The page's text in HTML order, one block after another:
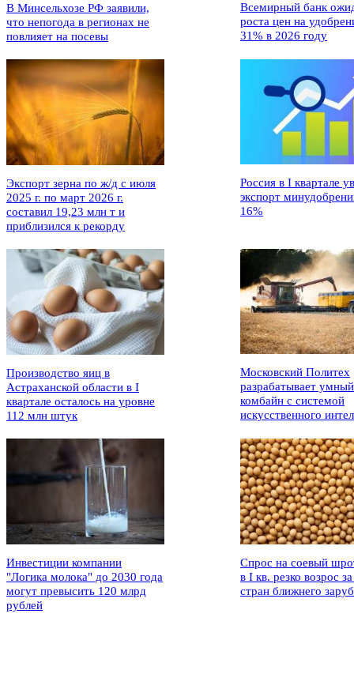
В Минсельхозе РФ заявили,
что непогода в регионах не
повлияет на посевы
Всемирный банк
роста цен на
31% в 2026 году
Экспорт зерна по ж/д с июля
2025 г. по март 2026 г.
составил 19,23 млн т и
приблизился к рекорду
Россия в I квартале
экспорт
16%
Производство яиц в
Астраханской области в I
квартале осталось на уровне
112 млн штук
Московский Политех
разрабатывает умный
комбайн с системой
искусственного
Инвестиции компании
"Логика молока" до 2030 года
могут превысить 120 млрд
рублей
Спрос на соевый
в I кв. резко возрос
стран ближнего